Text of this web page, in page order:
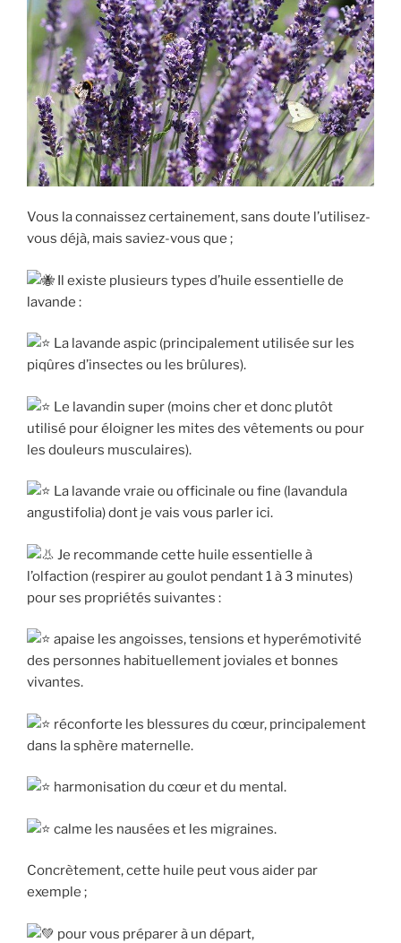
Vous la connaissez certainement, sans doute l’utilisez-
vous déjà, mais saviez-vous que ;
Il existe plusieurs types d’huile essentielle de
lavande :
La lavande aspic (principalement utilisée sur les
piqûres d’insectes ou les brûlures).
Le lavandin super (moins cher et donc plutôt
utilisé pour éloigner les mites des vêtements ou pour
les douleurs musculaires).
La lavande vraie ou officinale ou fine (lavandula
angustifolia) dont je vais vous parler ici.
Je recommande cette huile essentielle à
l’olfaction (respirer au goulot pendant 1 à 3 minutes)
pour ses propriétés suivantes :
apaise les angoisses, tensions et hyperémotivité
des personnes habituellement joviales et bonnes
vivantes.
réconforte les blessures du cœur, principalement
dans la sphère maternelle.
harmonisation du cœur et du mental.
calme les nausées et les migraines.
Concrètement, cette huile peut vous aider par
exemple ;
pour vous préparer à un départ,